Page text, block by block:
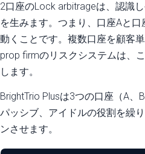
2口座のLock arbitrageは、認識
を生みます。つまり、口座Aと
動くことです。複数口座を顧客
prop firmのリスクシステムは、
します。
BrightTrio Plusは3つの口座（A、
パッシブ、アイドルの役割を繰
ンさせます。